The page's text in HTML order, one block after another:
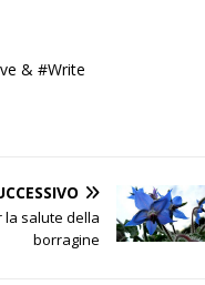
& #Write
la salute della
borragine